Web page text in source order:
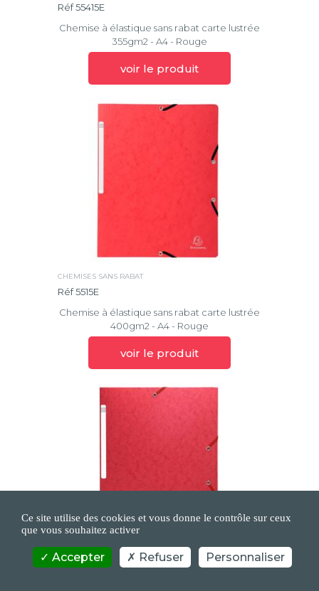
Réf 55415E
Chemise à élastique sans rabat carte lustrée
355gm2 - A4 - Rouge
voir le produit
CHEMISES SANS RABAT
Réf 5515E
Chemise à élastique sans rabat carte lustrée
400gm2 - A4 - Rouge
voir le produit
CHEMISES SANS RABAT
Ce site utilise des cookies et vous donne le contrôle sur ceux
que vous souhaitez activer
Accepter Refuser Personnaliser